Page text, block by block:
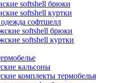
softshell брюки
softshell куртки
софтшелл
softshell брюки
softshell куртки
кальсоны
комплекты термобелья